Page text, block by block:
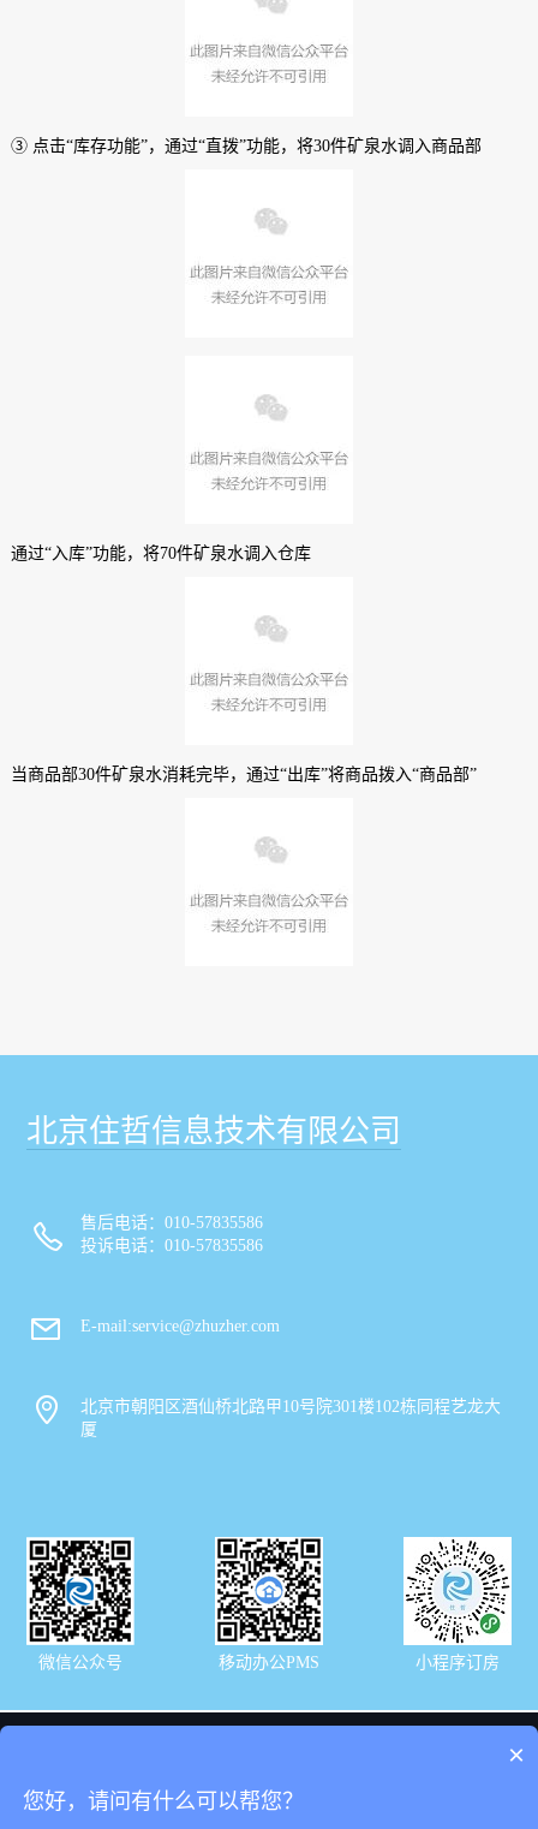
③ 点击“库存功能”，通过“直拨”功能，将30件矿泉水调入商品部
通过“入库”功能，将70件矿泉水调入仓库
当商品部30件矿泉水消耗完毕，通过“出库”将商品拨入“商品部”
北京住哲信息技术有限公司
售后电话：010-57835586
投诉电话：010-57835586
E-mail:service@zhuzher.com
北京市朝阳区酒仙桥北路甲10号院301楼102栋同程艺龙大
厦
微信公众号 移动办公PMS 小程序订房
艺龙酒店预订
×
您好，请问有什么可以帮您？